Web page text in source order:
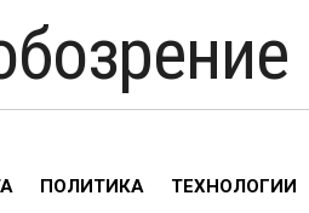
ПОЛИТИКА ТЕХНОЛОГИИ